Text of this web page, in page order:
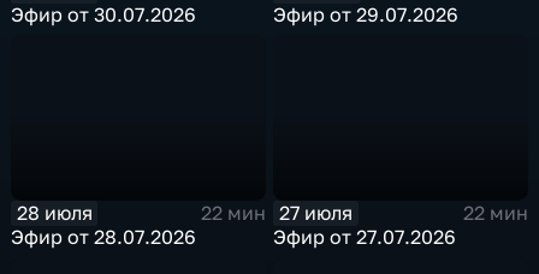
Эфир от 30.07.2026
Эфир от 29.07.2026
28 июля
22 мин
Эфир от 28.07.2026
27 июля
22 мин
Эфир от 27.07.2026